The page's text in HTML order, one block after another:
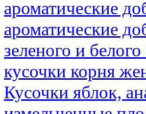
ароматические
ароматические
зеленого и белого
кусочки корня
Кусочки яблок,